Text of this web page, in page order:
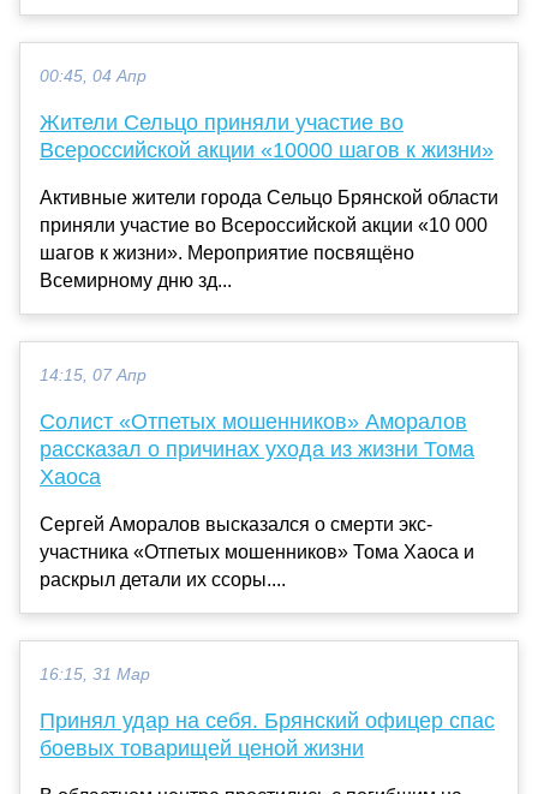
00:45, 04 Апр
Жители Сельцо приняли участие во
Всероссийской акции «10000 шагов к жизни»
Активные жители города Сельцо Брянской области
приняли участие во Всероссийской акции «10 000
шагов к жизни». Мероприятие посвящёно
Всемирному дню зд...
14:15, 07 Апр
Солист «Отпетых мошенников» Аморалов
рассказал о причинах ухода из жизни Тома
Хаоса
Сергей Аморалов высказался о смерти экс-
участника «Отпетых мошенников» Тома Хаоса и
раскрыл детали их ссоры....
16:15, 31 Мар
Принял удар на себя. Брянский офицер спас
боевых товарищей ценой жизни